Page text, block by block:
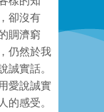
卻沒有
賙濟窮
仍然於我
誠實話。
愛說誠實
的感受。